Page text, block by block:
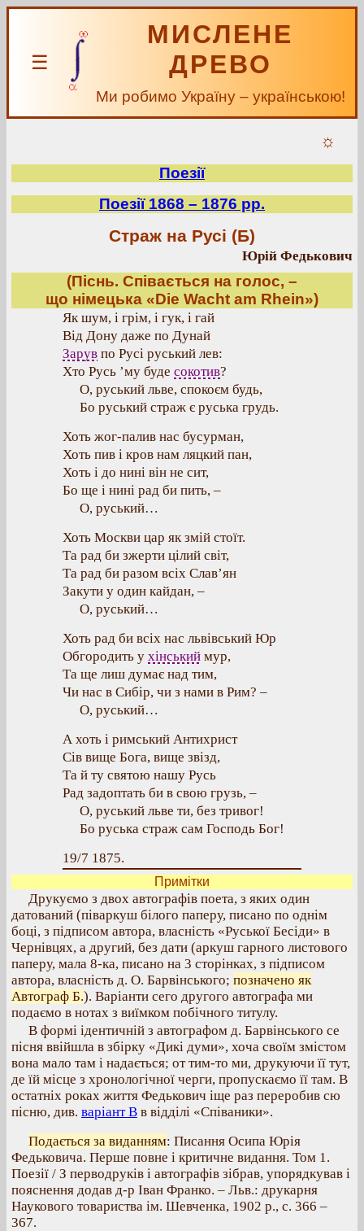
☰
МИСЛЕНЕ
ДРЕВО
Ми робимо Україну – українською!
☼
Поезії
Поезії 1868 – 1876 рр.
Страж на Русі (Б)
Юрій Федькович
(Піснь. Співається на голос, –
що німецька «Die Wacht am Rhein»)
Як шум, і грім, і гук, і гай
Від Дону даже по Дунай
Зарув по Русі руський лев:
Хто Русь ’му буде сокотив?
О, руський льве, спокоєм будь,
Бо руський страж є руська грудь.
Хоть жог-палив нас бусурман,
Хоть пив і кров нам ляцкий пан,
Хоть і до нині він не сит,
Бо ще і нині рад би пить, –
О, руський…
Хоть Москви цар як змій стоїт.
Та рад би зжерти цілий світ,
Та рад би разом всіх Слав’ян
Закути у один кайдан, –
О, руський…
Хоть рад би всіх нас львівський Юр
Обгородить у хінський мур,
Та ще лиш думає над тим,
Чи нас в Сибір, чи з нами в Рим? –
О, руський…
А хоть і римський Антихрист
Сів вище Бога, вище звізд,
Та й ту святою нашу Русь
Рад задоптать би в свою грузь, –
О, руський льве ти, без тривог!
Бо руська страж сам Господь Бог!
19/7 1875.
Примітки
Друкуємо з двох автографів поета, з яких один
датований (піваркуш білого паперу, писано по однім
боці, з підписом автора, власність «Руської Бесіди» в
Чернівцях, а другий, без дати (аркуш гарного листового
паперу, мала 8-ка, писано на 3 сторінках, з підписом
автора, власність д. О. Барвінського; позначено як
Автограф Б.). Варіанти сего другого автографа ми
подаємо в нотах з виїмком побічного титулу.
В формі ідентичній з автографом д. Барвінського се
пісня ввійшла в збірку «Дикі думи», хоча своїм змістом
вона мало там і надається; от тим-то ми, друкуючи її тут,
де їй місце з хронологічної черги, пропускаємо її там. В
остатніх роках життя Федькович іще раз переробив сю
пісню, див. варіант В в відділі «Співаники».
Подається за виданням: Писання Осипа Юрія
Федьковича. Перше повне і критичне видання. Том 1.
Поезії / З перводруків і автографів зібрав, упорядкував і
пояснення додав д-р Іван Франко. – Льв.: друкарня
Наукового товариства ім. Шевченка, 1902 р., с. 366 –
367.